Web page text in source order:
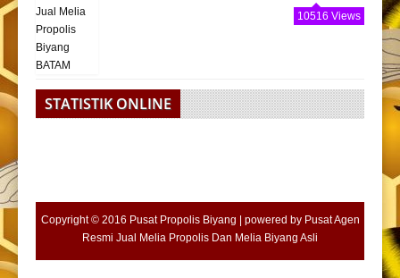
10516 Views
STATISTIK ONLINE
Copyright © 2016 Pusat Propolis Biyang | powered by Pusat Agen
Resmi Jual Melia Propolis Dan Melia Biyang Asli